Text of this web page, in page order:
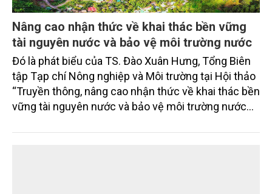
Nâng cao nhận thức về khai thác bền vững
tài nguyên nước và bảo vệ môi trường nước
Đó là phát biểu của TS. Đào Xuân Hưng, Tổng Biên
tập Tạp chí Nông nghiệp và Môi trường tại Hội thảo
“Truyền thông, nâng cao nhận thức về khai thác bền
vững tài nguyên nước và bảo vệ môi trường nước
trường phối hợp với Sở Nông nghiệp và Môi trường